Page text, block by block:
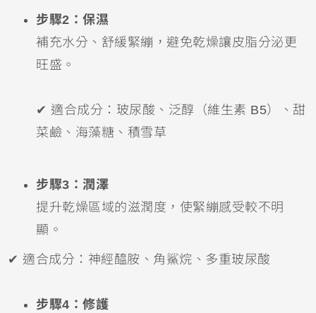
步驟2：保濕
補充水分、舒緩緊繃，避免乾燥讓皮脂分泌更
旺盛。
✔ 適合成分：玻尿酸、泛醇（維生素 B5）、甜
菜鹼、海藻糖、積雪草
步驟3：潤澤
提升乾燥區域的滋潤度，使緊繃感受較不明
顯。
✔ 適合成分：神經醯胺、角鯊烷、多重玻尿酸
步驟4：修護